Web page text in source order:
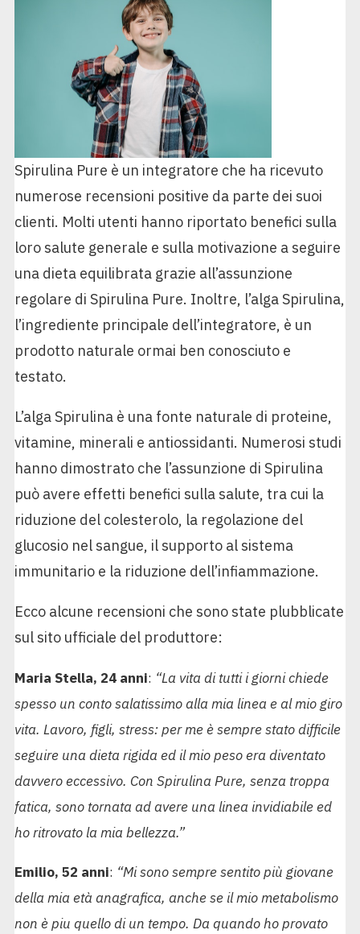
Spirulina Pure è un integratore che ha ricevuto
numerose recensioni positive da parte dei suoi
clienti. Molti utenti hanno riportato benefici sulla
loro salute generale e sulla motivazione a seguire
una dieta equilibrata grazie all’assunzione
regolare di Spirulina Pure. Inoltre, l’alga Spirulina,
l’ingrediente principale dell’integratore, è un
prodotto naturale ormai ben conosciuto e
testato.
L’alga Spirulina è una fonte naturale di proteine,
vitamine, minerali e antiossidanti. Numerosi studi
hanno dimostrato che l’assunzione di Spirulina
può avere effetti benefici sulla salute, tra cui la
riduzione del colesterolo, la regolazione del
glucosio nel sangue, il supporto al sistema
immunitario e la riduzione dell’infiammazione.
Ecco alcune recensioni che sono state plubblicate
sul sito ufficiale del produttore:
Maria Stella, 24 anni: “La vita di tutti i giorni chiede
spesso un conto salatissimo alla mia linea e al mio giro
vita. Lavoro, figli, stress: per me è sempre stato difficile
seguire una dieta rigida ed il mio peso era diventato
davvero eccessivo. Con Spirulina Pure, senza troppa
fatica, sono tornata ad avere una linea invidiabile ed
ho ritrovato la mia bellezza.”
Emilio, 52 anni: “Mi sono sempre sentito più giovane
della mia età anagrafica, anche se il mio metabolismo
non è piu quello di un tempo. Da quando ho provato